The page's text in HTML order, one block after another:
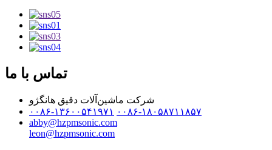
تماس با ما
شرکت ماشین‌آلات دقیق هانگژو
۰۰۸۶-۱۳۶۰۰۵۴۱۹۷۱ ۰۰۸۶-۱۸۰۵۸۷۱۱۸۵۷
abby@hzpmsonic.com
leon@hzpmsonic.com